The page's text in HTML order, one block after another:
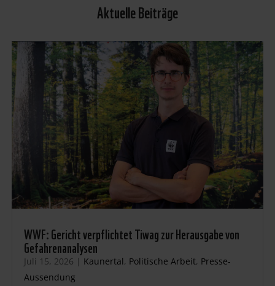
Aktuelle Beiträge
WWF: Gericht verpflichtet Tiwag zur Herausgabe von
Gefahrenanalysen
Juli 15, 2026 | Kaunertal, Politische Arbeit, Presse-
Aussendung